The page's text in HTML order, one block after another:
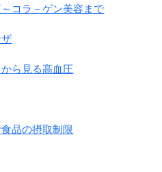
民主的な選挙を経て成立した
思を表明する資格を有す
書きます。
コラ－ゲン美容まで
ら見る高血圧
品の摂取制限